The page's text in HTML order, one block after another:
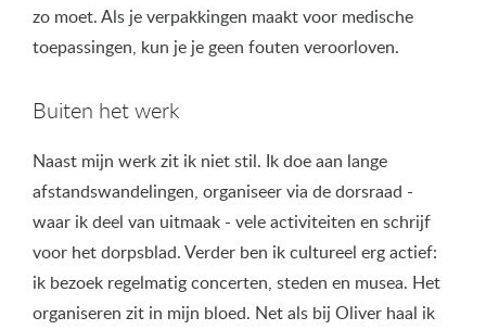
zo moet. Als je verpakkingen maakt voor medische
toepassingen, kun je je geen fouten veroorloven.
Buiten het werk
Naast mijn werk zit ik niet stil. Ik doe aan lange
afstandswandelingen, organiseer via de dorsraad -
waar ik deel van uitmaak - vele activiteiten en schrijf
voor het dorpsblad. Verder ben ik cultureel erg actief:
ik bezoek regelmatig concerten, steden en musea. Het
organiseren zit in mijn bloed. Net als bij Oliver haal ik